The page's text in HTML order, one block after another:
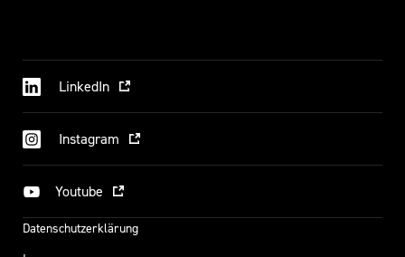
LinkedIn
Instagram
Youtube
Datenschutzerklärung